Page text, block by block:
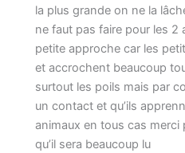
la plus grande on ne la
ne faut pas faire pour les 2
petite approche car les
et accrochent beaucoup
surtout les poils mais par
un contact et qu’ils
animaux en tous cas merci
qu’il sera beaucoup lu